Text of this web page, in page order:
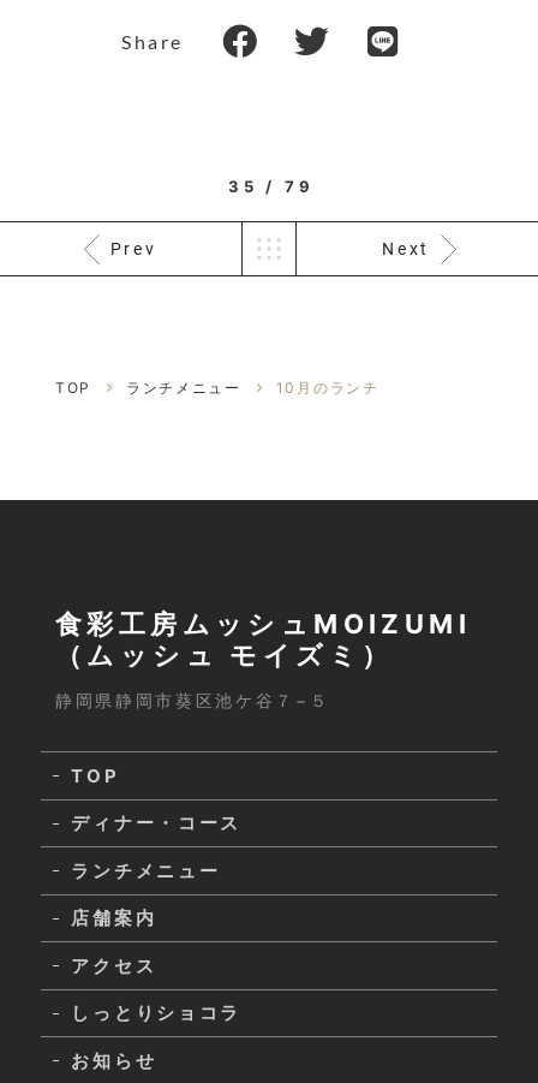
Share
35 / 79
Prev Next
TOP ランチメニュー 10月のランチ
食彩工房ムッシュMOIZUMI
（ムッシュ モイズミ）
静岡県静岡市葵区池ケ谷７−５
TOP
ディナー・コース
ランチメニュー
店舗案内
アクセス
しっとりショコラ
お知らせ